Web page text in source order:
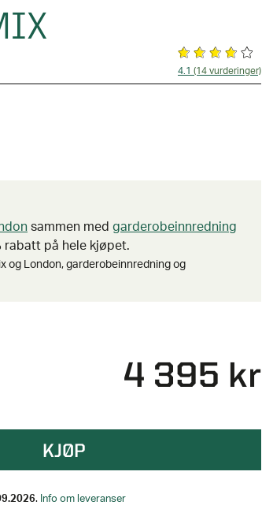
4.1 (14 vurderinger)
sammen med garderobeinnredning
på hele kjøpet.
og London, garderobeinnredning og
4 395 kr
KJØP
. Info om leveranser